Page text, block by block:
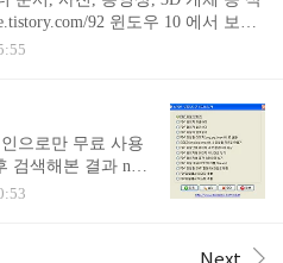
92 윈도우 10 에서 보기
뮤직 3D개체 등) 삭제하기 보통 이
다. 윈도우 검 herme.tistory.com C
하셔야 합니다. 꼭!
으로만 무료 사용
검색해본 결과 nPD
어라는 것을 알게
nPDF를 활용하시